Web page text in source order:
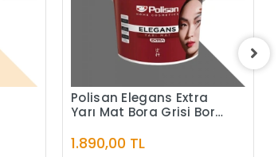
Polisan Elegans Extra
Yarı Mat Bora Grisi Bora
1.890,00 TL